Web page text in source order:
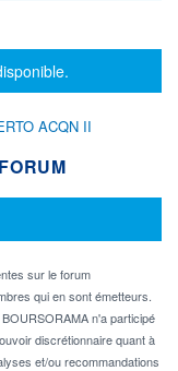
ACQN II
sur le forum
qui en sont émetteurs.
n'a participé
discrétionnaire quant à
et/ou recommandations